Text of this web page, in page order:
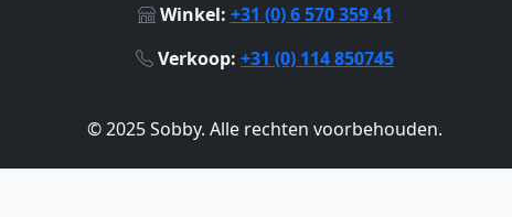
Winkel: +31 (0) 6 570 359 41
Verkoop: +31 (0) 114 850745
© 2025 Sobby. Alle rechten voorbehouden.